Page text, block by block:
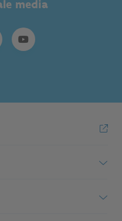
media